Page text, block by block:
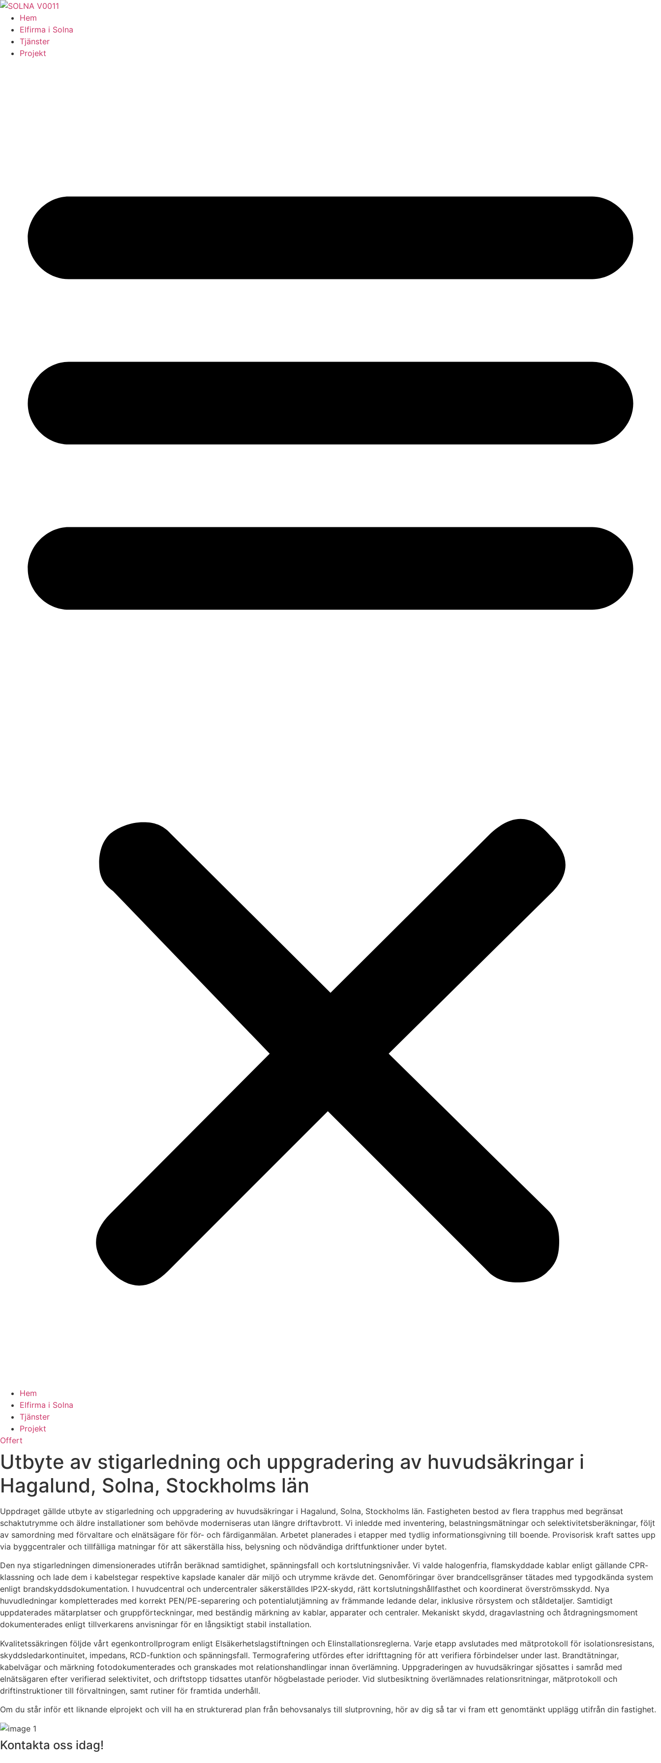
Skip
content
Hem
Elfirma i Solna
Tjänster
Projekt
Hem
Elfirma i Solna
Tjänster
Projekt
Offert
Utbyte av stigarledning och uppgradering av huvudsäkringar i
Hagalund, Solna, Stockholms län
Uppdraget gällde utbyte av stigarledning och uppgradering av huvudsäkringar i Hagalund, Solna, Stockholms län. Fastigheten bestod av flera trapphus med begränsat
schaktutrymme och äldre installationer som behövde moderniseras utan längre driftavbrott. Vi inledde med inventering, belastningsmätningar och selektivitetsberäkningar, följt
av samordning med förvaltare och elnätsägare för för- och färdiganmälan. Arbetet planerades i etapper med tydlig informationsgivning till boende. Provisorisk kraft sattes upp
via byggcentraler och tillfälliga matningar för att säkerställa hiss, belysning och nödvändiga driftfunktioner under bytet.
Den nya stigarledningen dimensionerades utifrån beräknad samtidighet, spänningsfall och kortslutningsnivåer. Vi valde halogenfria, flamskyddade kablar enligt gällande CPR-
klassning och lade dem i kabelstegar respektive kapslade kanaler där miljö och utrymme krävde det. Genomföringar över brandcellsgränser tätades med typgodkända system
enligt brandskyddsdokumentation. I huvudcentral och undercentraler säkerställdes IP2X-skydd, rätt kortslutningshållfasthet och koordinerat överströmsskydd. Nya
huvudledningar kompletterades med korrekt PEN/PE-separering och potentialutjämning av främmande ledande delar, inklusive rörsystem och ståldetaljer. Samtidigt
uppdaterades mätarplatser och gruppförteckningar, med beständig märkning av kablar, apparater och centraler. Mekaniskt skydd, dragavlastning och åtdragningsmoment
dokumenterades enligt tillverkarens anvisningar för en långsiktigt stabil installation.
Kvalitetssäkringen följde vårt egenkontrollprogram enligt Elsäkerhetslagstiftningen och Elinstallationsreglerna. Varje etapp avslutades med mätprotokoll för isolationsresistans,
skyddsledarkontinuitet, impedans, RCD-funktion och spänningsfall. Termografering utfördes efter idrifttagning för att verifiera förbindelser under last. Brandtätningar,
kabelvägar och märkning fotodokumenterades och granskades mot relationshandlingar innan överlämning. Uppgraderingen av huvudsäkringar sjösattes i samråd med
elnätsägaren efter verifierad selektivitet, och driftstopp tidsattes utanför högbelastade perioder. Vid slutbesiktning överlämnades relationsritningar, mätprotokoll och
driftinstruktioner till förvaltningen, samt rutiner för framtida underhåll.
Om du står inför ett liknande elprojekt och vill ha en strukturerad plan från behovsanalys till slutprovning, hör av dig så tar vi fram ett genomtänkt upplägg utifrån din fastighet.
Kontakta oss idag!